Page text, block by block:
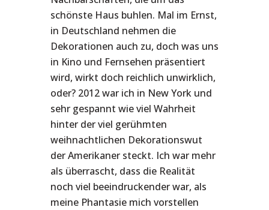
schönste Haus buhlen. Mal im Ernst,
in Deutschland nehmen die
Dekorationen auch zu, doch was uns
in Kino und Fernsehen präsentiert
wird, wirkt doch reichlich unwirklich,
oder? 2012 war ich in New York und
sehr gespannt wie viel Wahrheit
hinter der viel gerühmten
weihnachtlichen Dekorationswut
der Amerikaner steckt. Ich war mehr
als überrascht, dass die Realität
noch viel beeindruckender war, als
meine Phantasie mich vorstellen